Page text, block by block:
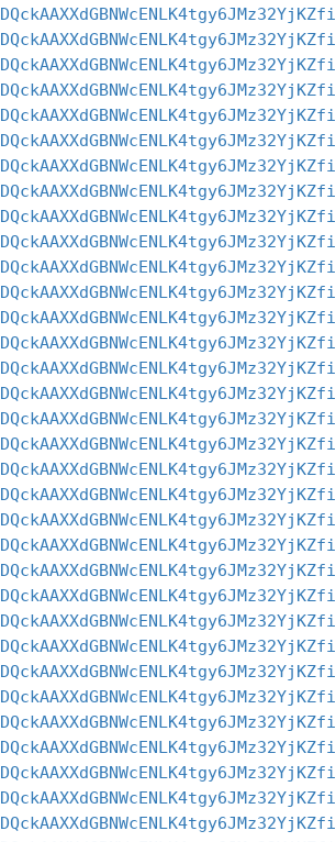
DQckAAXXdGBNWcENLK4tgy6JMz32YjKZfi
DQckAAXXdGBNWcENLK4tgy6JMz32YjKZfi
DQckAAXXdGBNWcENLK4tgy6JMz32YjKZfi
DQckAAXXdGBNWcENLK4tgy6JMz32YjKZfi
DQckAAXXdGBNWcENLK4tgy6JMz32YjKZfi
DQckAAXXdGBNWcENLK4tgy6JMz32YjKZfi
DQckAAXXdGBNWcENLK4tgy6JMz32YjKZfi
DQckAAXXdGBNWcENLK4tgy6JMz32YjKZfi
DQckAAXXdGBNWcENLK4tgy6JMz32YjKZfi
DQckAAXXdGBNWcENLK4tgy6JMz32YjKZfi
DQckAAXXdGBNWcENLK4tgy6JMz32YjKZfi
DQckAAXXdGBNWcENLK4tgy6JMz32YjKZfi
DQckAAXXdGBNWcENLK4tgy6JMz32YjKZfi
DQckAAXXdGBNWcENLK4tgy6JMz32YjKZfi
DQckAAXXdGBNWcENLK4tgy6JMz32YjKZfi
DQckAAXXdGBNWcENLK4tgy6JMz32YjKZfi
DQckAAXXdGBNWcENLK4tgy6JMz32YjKZfi
DQckAAXXdGBNWcENLK4tgy6JMz32YjKZfi
DQckAAXXdGBNWcENLK4tgy6JMz32YjKZfi
DQckAAXXdGBNWcENLK4tgy6JMz32YjKZfi
DQckAAXXdGBNWcENLK4tgy6JMz32YjKZfi
DQckAAXXdGBNWcENLK4tgy6JMz32YjKZfi
DQckAAXXdGBNWcENLK4tgy6JMz32YjKZfi
DQckAAXXdGBNWcENLK4tgy6JMz32YjKZfi
DQckAAXXdGBNWcENLK4tgy6JMz32YjKZfi
DQckAAXXdGBNWcENLK4tgy6JMz32YjKZfi
DQckAAXXdGBNWcENLK4tgy6JMz32YjKZfi
DQckAAXXdGBNWcENLK4tgy6JMz32YjKZfi
DQckAAXXdGBNWcENLK4tgy6JMz32YjKZfi
DQckAAXXdGBNWcENLK4tgy6JMz32YjKZfi
DQckAAXXdGBNWcENLK4tgy6JMz32YjKZfi
DQckAAXXdGBNWcENLK4tgy6JMz32YjKZfi
DQckAAXXdGBNWcENLK4tgy6JMz32YjKZfi